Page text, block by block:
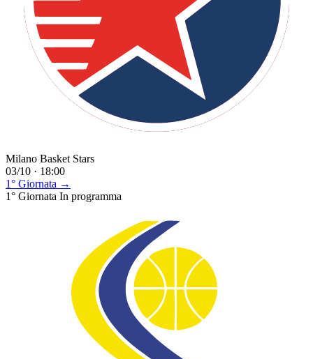
Milano Basket Stars
03/10 · 18:00
1° Giornata →
1° Giornata In programma